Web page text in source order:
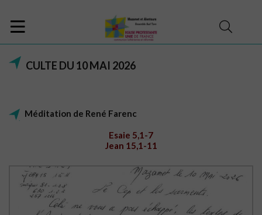
CULTE DU 10 MAI 2026
Méditation de René Farenc
Esaie 5,1-7
Jean 15,1-11